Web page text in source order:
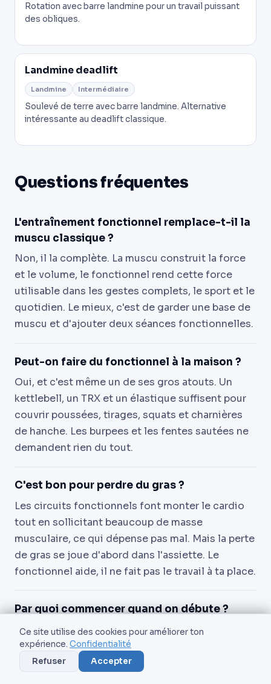
Rotation avec barre landmine pour un travail puissant
des obliques.
Landmine deadlift
Landmine Intermédiaire
Soulevé de terre avec barre landmine. Alternative
intéressante au deadlift classique.
Questions fréquentes
L'entraînement fonctionnel remplace-t-il la
muscu classique ?
Non, il la complète. La muscu construit la force
et le volume, le fonctionnel rend cette force
utilisable dans les gestes complets, le sport et le
quotidien. Le mieux, c'est de garder une base de
muscu et d'ajouter deux séances fonctionnelles.
Peut-on faire du fonctionnel à la maison ?
Oui, et c'est même un de ses gros atouts. Un
kettlebell, un TRX et un élastique suffisent pour
couvrir poussées, tirages, squats et charnières
de hanche. Les burpees et les fentes sautées ne
demandent rien du tout.
C'est bon pour perdre du gras ?
Les circuits fonctionnels font monter le cardio
tout en sollicitant beaucoup de masse
musculaire, ce qui dépense pas mal. Mais la perte
de gras se joue d'abord dans l'assiette. Le
fonctionnel aide, il ne fait pas le travail à ta place.
Par quoi commencer quand on débute ?
Par les mouvements simples et stables :
kettlebell goblet squat, TRX row, chest press
élastique, medicine ball chest pass. Tu construis
Ce site utilise des cookies pour améliorer ton
expérience. Confidentialité
Refuser
Accepter